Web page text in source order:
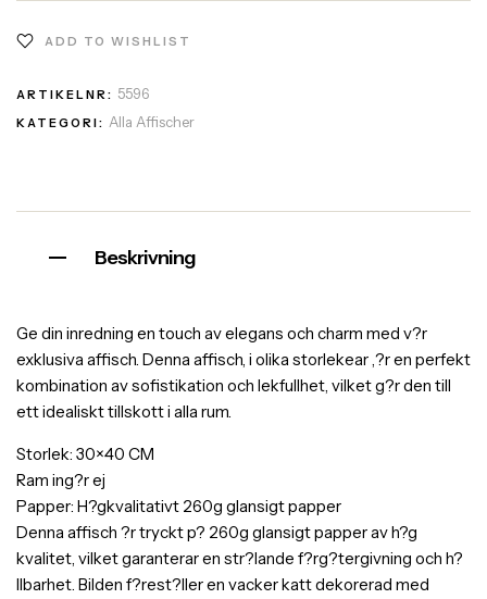
ADD TO WISHLIST
ARTIKELNR: 5596
KATEGORI: Alla Affischer
Beskrivning
Ge din inredning en touch av elegans och charm med v?r
exklusiva affisch. Denna affisch, i olika storlekear ,?r en perfekt
kombination av sofistikation och lekfullhet, vilket g?r den till
ett idealiskt tillskott i alla rum.
Storlek: 30×40 CM
Ram ing?r ej
Papper: H?gkvalitativt 260g glansigt papper
Denna affisch ?r tryckt p? 260g glansigt papper av h?g
kvalitet, vilket garanterar en str?lande f?rg?tergivning och h?
llbarhet. Bilden f?rest?ller en vacker katt dekorerad med